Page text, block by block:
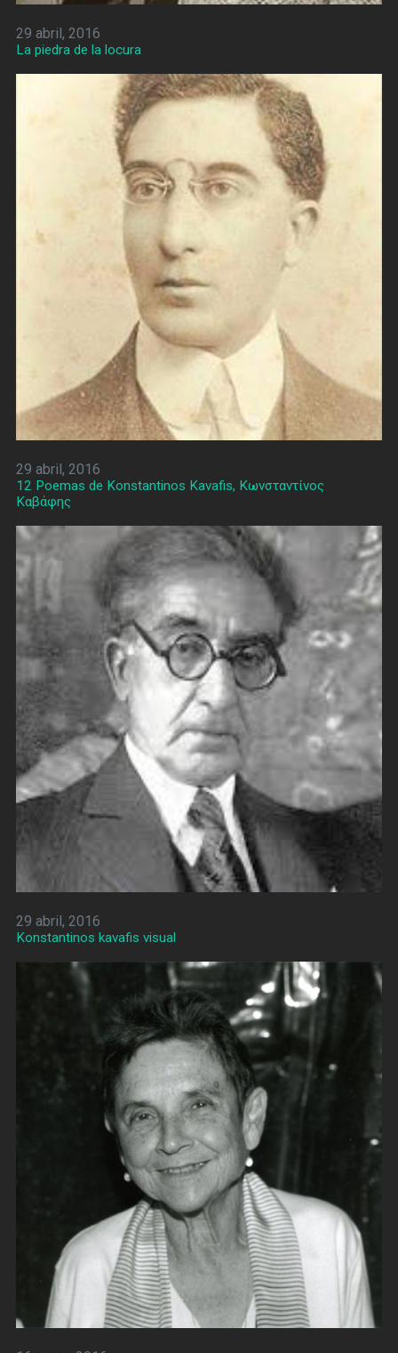
29 abril, 2016
La piedra de la locura
29 abril, 2016
12 Poemas de Konstantinos Kavafis, Κωνσταντίνος
Καβάφης
29 abril, 2016
Konstantinos kavafis visual